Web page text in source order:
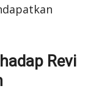
Revi